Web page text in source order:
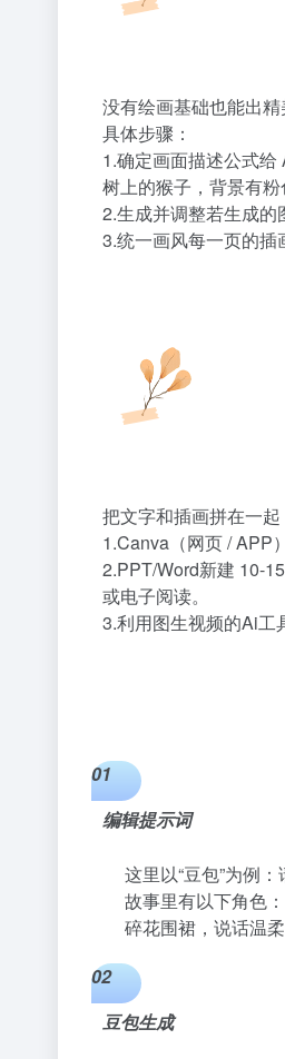
没有绘画基础也能出精
具体步骤：
1.确定画面描述公式
树上的猴子，背景有粉
2.生成并调整若生成的
3.统一画风每一页的插
把文字和插画拼在一
1.Canva（网页 / APP
2.PPT/Word新建 10-
或电子阅读。
3.利用图生视频的Ai工
01
编辑提示词
这里以“豆包”为例
故事里有以下角色
碎花围裙，说话温
02
豆包生成